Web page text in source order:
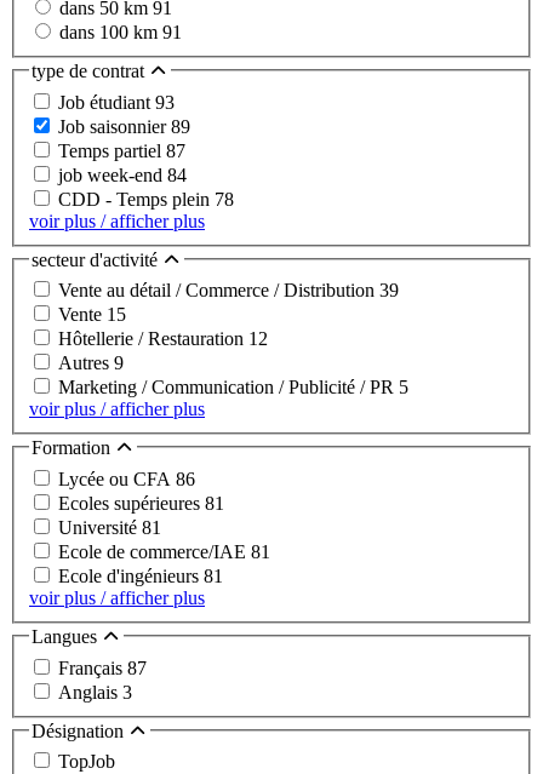
dans 50 km 91
dans 100 km 91
type de contrat
Job étudiant 93
Job saisonnier89
Temps partiel 87
job week-end 84
CDD - Temps plein 78
voir plus / afficher plus
secteur d'activité
Vente au détail / Commerce / Distribution 39
Vente 15
Hôtellerie / Restauration 12
Autres 9
Marketing / Communication / Publicité / PR 5
voir plus / afficher plus
Formation
Lycée ou CFA 86
Ecoles supérieures 81
Université 81
Ecole de commerce/IAE 81
Ecole d'ingénieurs 81
voir plus / afficher plus
Langues
Français 87
Anglais 3
Désignation
TopJob